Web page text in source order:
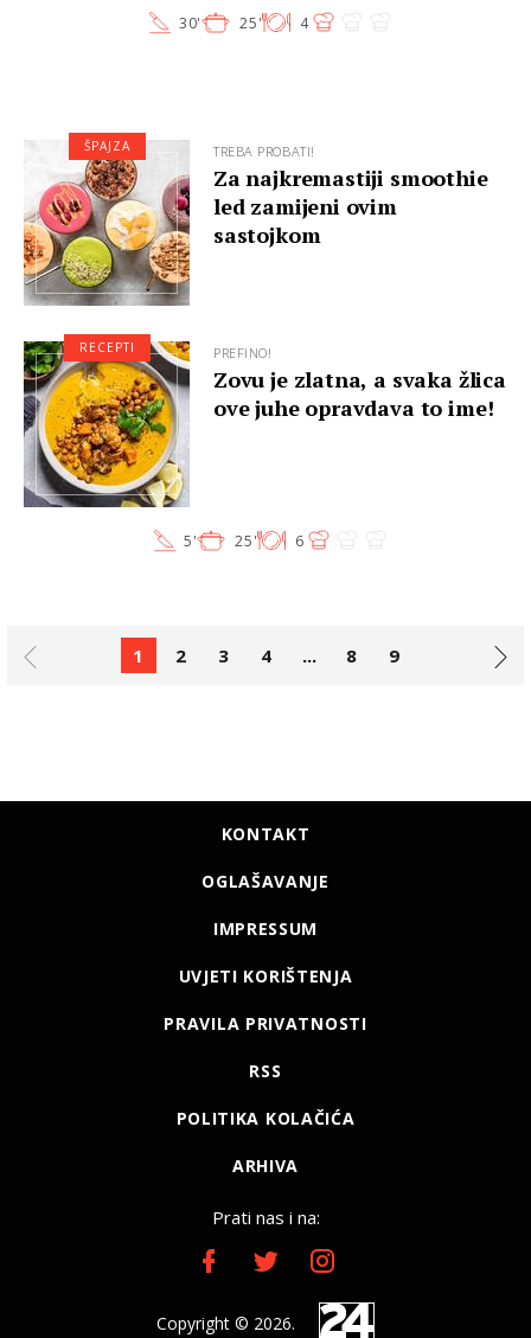
30' 25' 4
TREBA PROBATI!
Za najkremastiji smoothie
led zamijeni ovim
sastojkom
ŠPAJZA
PREFINO!
Zovu je zlatna, a svaka žlica
ove juhe opravdava to ime!
5' 25' 6
RECEPTI
1 2 3 4 ... 8 9
KONTAKT
OGLAŠAVANJE
IMPRESSUM
UVJETI KORIŠTENJA
PRAVILA PRIVATNOSTI
RSS
POLITIKA KOLAČIĆA
ARHIVA
Prati nas i na:
Copyright © 2026.